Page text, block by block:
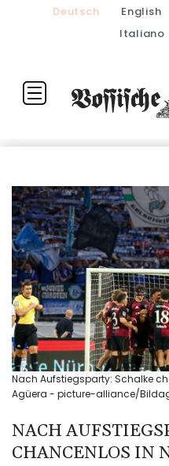
Deutsch English
Italiano
Nach Aufstiegsparty: Schalke
Agüera - picture-alliance/
NACH
CHANCENLOS IN